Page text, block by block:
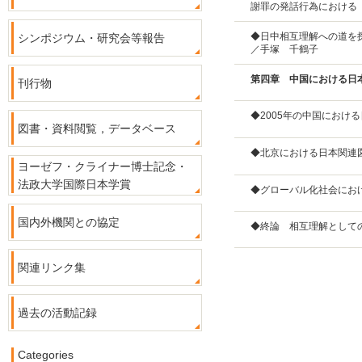
謝罪の発話行為における
◆日中相互理解への道を
／手塚 千鶴子
第四章 中国における日
◆2005年の中国におけ
◆北京における日本関連
◆グローバル化社会にお
◆終論 相互理解として
シンポジウム・研究会等報告
刊行物
図書・資料閲覧，データベース
ヨーゼフ・クライナー博士記念・
法政大学国際日本学賞
国内外機関との協定
関連リンク集
過去の活動記録
Categories